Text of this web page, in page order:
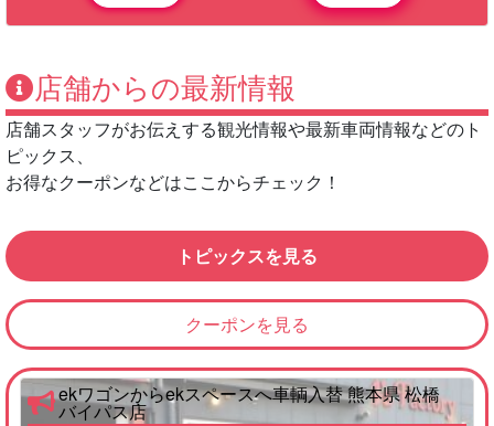
店舗からの最新情報
店舗スタッフがお伝えする観光情報や最新車両情報などのト
ピックス、
お得なクーポンなどはここからチェック！
トピックスを見る
クーポンを見る
ekワゴンからekスペースへ車輌入替 熊本県 松橋
バイパス店